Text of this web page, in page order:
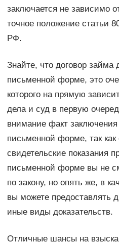
заключается не зависимо
точное положение статьи
РФ.
Знайте, что договор
письменной форме, это
которого на прямую
дела и суд в первую
внимание факт
письменной форме, так как
свидетельские показания
письменной форме вы не
по закону, но опять же, в
вы можете предоставлять
иные виды доказательств.
Отличные шансы на